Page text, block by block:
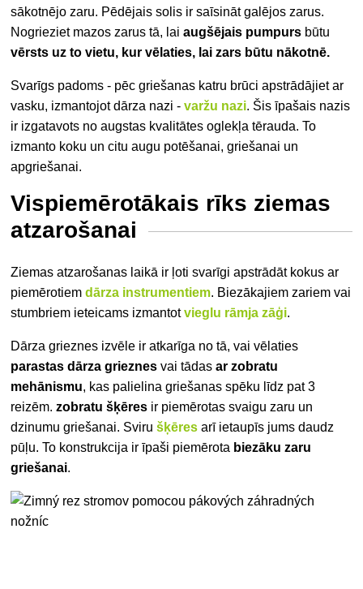
sākotnējo zaru. Pēdējais solis ir saīsināt galējos zarus.
Nogrieziet mazos zarus tā, laiaugšējais pumpurs būtu
vērsts uz to vietu, kur vēlaties, lai zars būtu nākotnē.
Svarīgs padoms - pēc griešanas katru brūci apstrādājiet ar
vasku, izmantojot dārza nazi -varžu nazi. Šis īpašais nazis
ir izgatavots no augstas kvalitātes oglekļa tērauda. To
izmanto koku un citu augu potēšanai, griešanai un
apgriešanai.
Vispiemērotākais rīks ziemas
atzarošanai
Ziemas atzarošanas laikā ir ļoti svarīgi apstrādāt kokus ar
piemērotiemdārza instrumentiem. Biezākajiem zariem vai
stumbriem ieteicams izmantotvieglu rāmja zāģi.
Dārza grieznes izvēle ir atkarīga no tā, vai vēlaties
parastas dārza grieznes vai tādasar zobratu
mehānismu, kas palielina griešanas spēku līdz pat 3
reizēm.zobratu šķēres ir piemērotas svaigu zaru un
dzinumu griešanai. Svirušķēres arī ietaupīs jums daudz
pūļu. To konstrukcija ir īpaši piemērota biezāku zaru
griešanai.